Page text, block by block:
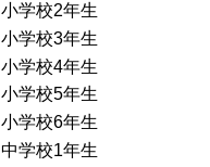
小学校2年生
小学校3年生
小学校4年生
小学校5年生
小学校6年生
中学校1年生